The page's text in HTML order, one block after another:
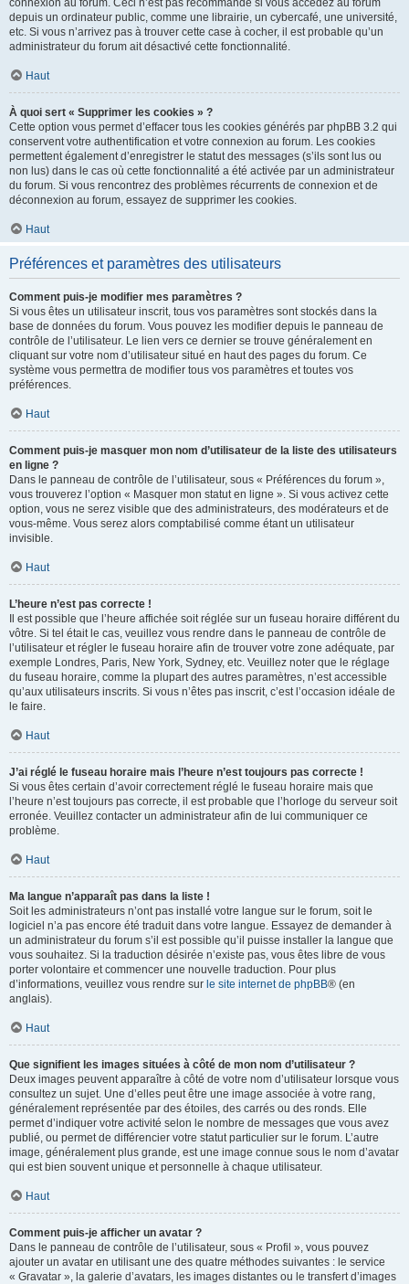
connexion au forum. Ceci n’est pas recommandé si vous accédez au forum
depuis un ordinateur public, comme une librairie, un cybercafé, une université,
etc. Si vous n’arrivez pas à trouver cette case à cocher, il est probable qu’un
administrateur du forum ait désactivé cette fonctionnalité.
Haut
À quoi sert « Supprimer les cookies » ?
Cette option vous permet d’effacer tous les cookies générés par phpBB 3.2 qui
conservent votre authentification et votre connexion au forum. Les cookies
permettent également d’enregistrer le statut des messages (s’ils sont lus ou
non lus) dans le cas où cette fonctionnalité a été activée par un administrateur
du forum. Si vous rencontrez des problèmes récurrents de connexion et de
déconnexion au forum, essayez de supprimer les cookies.
Haut
Préférences et paramètres des utilisateurs
Comment puis-je modifier mes paramètres ?
Si vous êtes un utilisateur inscrit, tous vos paramètres sont stockés dans la
base de données du forum. Vous pouvez les modifier depuis le panneau de
contrôle de l’utilisateur. Le lien vers ce dernier se trouve généralement en
cliquant sur votre nom d’utilisateur situé en haut des pages du forum. Ce
système vous permettra de modifier tous vos paramètres et toutes vos
préférences.
Haut
Comment puis-je masquer mon nom d’utilisateur de la liste des utilisateurs
en ligne ?
Dans le panneau de contrôle de l’utilisateur, sous « Préférences du forum »,
vous trouverez l’option « Masquer mon statut en ligne ». Si vous activez cette
option, vous ne serez visible que des administrateurs, des modérateurs et de
vous-même. Vous serez alors comptabilisé comme étant un utilisateur
invisible.
Haut
L’heure n’est pas correcte !
Il est possible que l’heure affichée soit réglée sur un fuseau horaire différent du
vôtre. Si tel était le cas, veuillez vous rendre dans le panneau de contrôle de
l’utilisateur et régler le fuseau horaire afin de trouver votre zone adéquate, par
exemple Londres, Paris, New York, Sydney, etc. Veuillez noter que le réglage
du fuseau horaire, comme la plupart des autres paramètres, n’est accessible
qu’aux utilisateurs inscrits. Si vous n’êtes pas inscrit, c’est l’occasion idéale de
le faire.
Haut
J’ai réglé le fuseau horaire mais l’heure n’est toujours pas correcte !
Si vous êtes certain d’avoir correctement réglé le fuseau horaire mais que
l’heure n’est toujours pas correcte, il est probable que l’horloge du serveur soit
erronée. Veuillez contacter un administrateur afin de lui communiquer ce
problème.
Haut
Ma langue n’apparaît pas dans la liste !
Soit les administrateurs n’ont pas installé votre langue sur le forum, soit le
logiciel n’a pas encore été traduit dans votre langue. Essayez de demander à
un administrateur du forum s’il est possible qu’il puisse installer la langue que
vous souhaitez. Si la traduction désirée n’existe pas, vous êtes libre de vous
porter volontaire et commencer une nouvelle traduction. Pour plus
d’informations, veuillez vous rendre sur le site internet de phpBB® (en
anglais).
Haut
Que signifient les images situées à côté de mon nom d’utilisateur ?
Deux images peuvent apparaître à côté de votre nom d’utilisateur lorsque vous
consultez un sujet. Une d’elles peut être une image associée à votre rang,
généralement représentée par des étoiles, des carrés ou des ronds. Elle
permet d’indiquer votre activité selon le nombre de messages que vous avez
publié, ou permet de différencier votre statut particulier sur le forum. L’autre
image, généralement plus grande, est une image connue sous le nom d’avatar
qui est bien souvent unique et personnelle à chaque utilisateur.
Haut
Comment puis-je afficher un avatar ?
Dans le panneau de contrôle de l’utilisateur, sous « Profil », vous pouvez
ajouter un avatar en utilisant une des quatre méthodes suivantes : le service
« Gravatar », la galerie d’avatars, les images distantes ou le transfert d’images